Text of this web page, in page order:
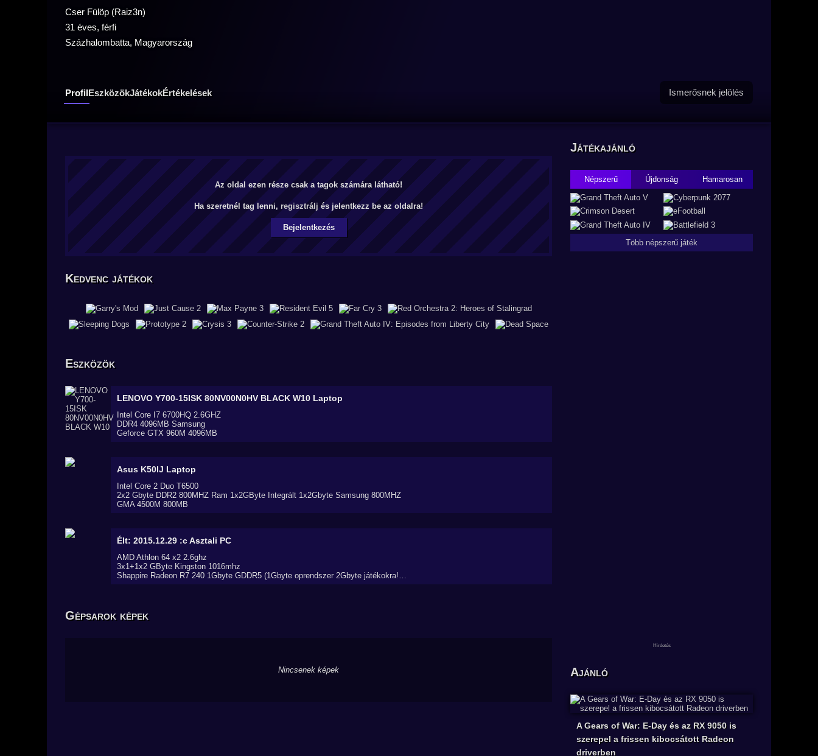
Cser Fülöp (Raiz3n)
31 éves, férfi
Százhalombatta, Magyarország
ProfilEszközökJátékokÉrtékelések Ismerősnek jelölés
Az oldal ezen része csak a tagok számára látható!
Ha szeretnél tag lenni, regisztrálj és jelentkezz be az oldalra!
Bejelentkezés
Kedvenc játékok
Eszközök
LENOVO Y700-15ISK 80NV00N0HV BLACK W10 Laptop
Intel Core I7 6700HQ 2.6GHZ
DDR4 4096MB Samsung
Geforce GTX 960M 4096MB
Asus K50IJ Laptop
Intel Core 2 Duo T6500
2x2 Gbyte DDR2 800MHZ Ram 1x2GByte Integrált 1x2Gbyte Samsung 800MHZ
GMA 4500M 800MB
Élt: 2015.12.29 :cAsztali PC
AMD Athlon 64 x2 2.6ghz
3x1+1x2 GByte Kingston 1016mhz
Shappire Radeon R7 240 1Gbyte GDDR5 (1Gbyte oprendszer 2Gbyte játékokra!…
Gépsarok képek
Nincsenek képek
Játékajánló
Népszerű Újdonság Hamarosan
Több népszerű játék
Ajánló
A Gears of War: E-Day és az RX 9050 is
szerepel a frissen kibocsátott Radeon
driverben